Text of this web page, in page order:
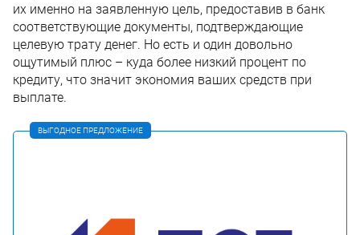
их именно на заявленную цель, предоставив в банк
соответствующие документы, подтверждающие
целевую трату денег. Но есть и один довольно
ощутимый плюс – куда более низкий процент по
кредиту, что значит экономия ваших средств при
выплате.
ВЫГОДНОЕ ПРЕДЛОЖЕНИЕ